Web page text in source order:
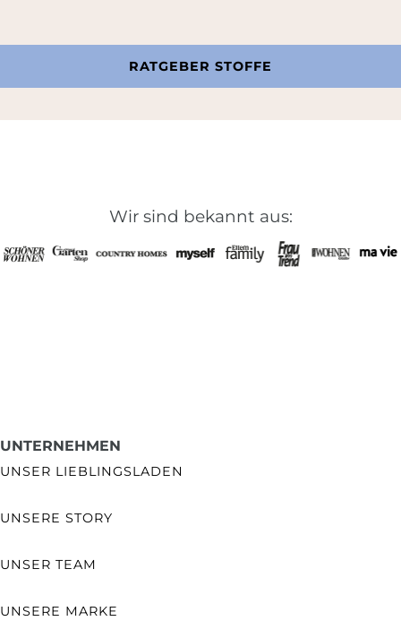
RATGEBER STOFFE
Wir sind bekannt aus:
UNTERNEHMEN
UNSER LIEBLINGSLADEN
UNSERE STORY
UNSER TEAM
UNSERE MARKE